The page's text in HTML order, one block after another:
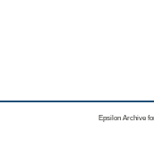
Epsilon Archive